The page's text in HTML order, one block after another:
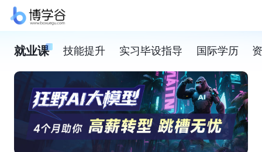
就业课 技能提升 实习毕设指导 国际学历